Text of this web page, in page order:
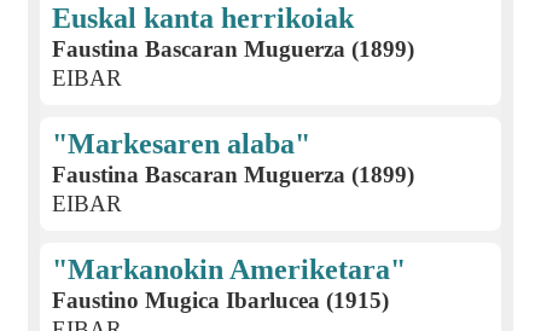
Euskal kanta herrikoiak
Faustina Bascaran Muguerza (1899)
EIBAR
"Markesaren alaba"
Faustina Bascaran Muguerza (1899)
EIBAR
"Markanokin Ameriketara"
Faustino Mugica Ibarlucea (1915)